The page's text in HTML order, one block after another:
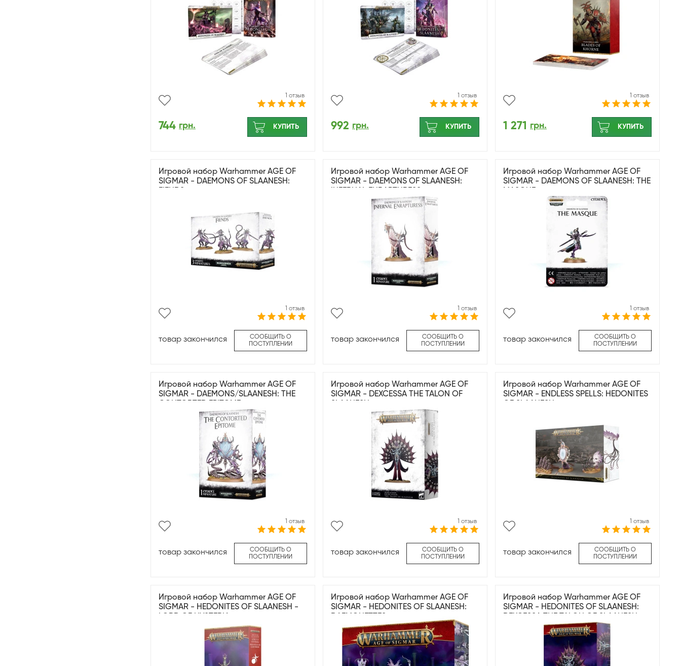
1 отзыв
744 грн. КУПИТЬ
1 отзыв
992 грн. КУПИТЬ
1 отзыв
1 271 грн. КУПИТЬ
Игровой набор Warhammer AGE OF
SIGMAR - DAEMONS OF SLAANESH:
1 отзыв
товар закончился
СООБЩИТЬ О
ПОСТУПЛЕНИИ
Игровой набор Warhammer AGE OF
SIGMAR - DAEMONS OF SLAANESH:
1 отзыв
товар закончился
СООБЩИТЬ О
ПОСТУПЛЕНИИ
Игровой набор Warhammer AGE OF
SIGMAR - DAEMONS OF SLAANESH: THE
1 отзыв
товар закончился
СООБЩИТЬ О
ПОСТУПЛЕНИИ
Игровой набор Warhammer AGE OF
SIGMAR - DAEMONS/SLAANESH: THE
1 отзыв
товар закончился
СООБЩИТЬ О
ПОСТУПЛЕНИИ
Игровой набор Warhammer AGE OF
SIGMAR - DEXCESSA THE TALON OF
1 отзыв
товар закончился
СООБЩИТЬ О
ПОСТУПЛЕНИИ
Игровой набор Warhammer AGE OF
SIGMAR - ENDLESS SPELLS: HEDONITES
1 отзыв
товар закончился
СООБЩИТЬ О
ПОСТУПЛЕНИИ
Игровой набор Warhammer AGE OF
SIGMAR - HEDONITES OF SLAANESH -
Игровой набор Warhammer AGE OF
SIGMAR - HEDONITES OF SLAANESH:
Игровой набор Warhammer AGE OF
SIGMAR - HEDONITES OF SLAANESH: